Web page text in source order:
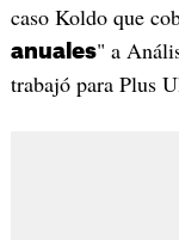
caso Koldo que
anuales" a
trabajó para Plus